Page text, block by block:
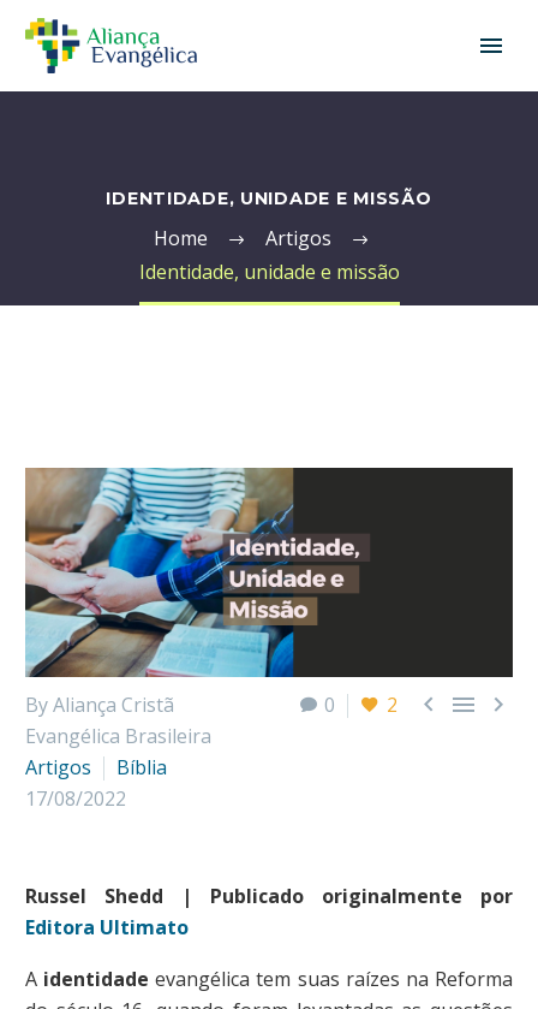
IDENTIDADE, UNIDADE E MISSÃO
Home
Artigos
Identidade, unidade e missão
0 2   
By Aliança Cristã
Evangélica Brasileira
Artigos
Bíblia
17/08/2022
Russel Shedd | Publicado originalmente por
Editora Ultimato
A identidade evangélica tem suas raízes na Reforma